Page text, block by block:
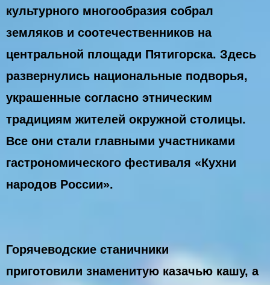
культурного многообразия собрал
земляков и соотечественников на
центральной площади Пятигорска. Здесь
развернулись национальные подворья,
украшенные согласно этническим
традициям жителей окружной столицы.
Все они стали главными участниками
гастрономического фестиваля «Кухни
народов России».
Горячеводские станичники
приготовили знаменитую казачью кашу, а